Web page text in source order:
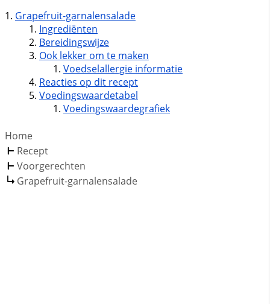
Grapefruit-garnalensalade
Ingrediënten
Bereidingswijze
Ook lekker om te maken
Voedselallergie informatie
Reacties op dit recept
Voedingswaardetabel
Voedingswaardegrafiek
Home
Recept
Voorgerechten
Grapefruit-garnalensalade